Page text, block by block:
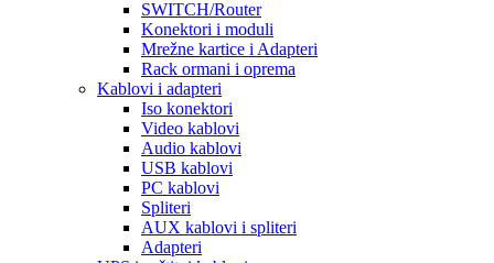
SWITCH/Router
Konektori i moduli
Mrežne kartice i Adapteri
Rack ormani i oprema
Kablovi i adapteri
Iso konektori
Video kablovi
Audio kablovi
USB kablovi
PC kablovi
Spliteri
AUX kablovi i spliteri
Adapteri